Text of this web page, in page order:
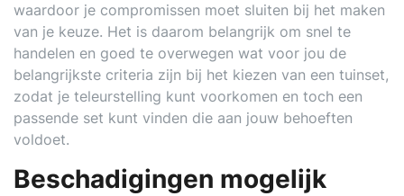
waardoor je compromissen moet sluiten bij het maken
van je keuze. Het is daarom belangrijk om snel te
handelen en goed te overwegen wat voor jou de
belangrijkste criteria zijn bij het kiezen van een tuinset,
zodat je teleurstelling kunt voorkomen en toch een
passende set kunt vinden die aan jouw behoeften
voldoet.
Beschadigingen mogelijk